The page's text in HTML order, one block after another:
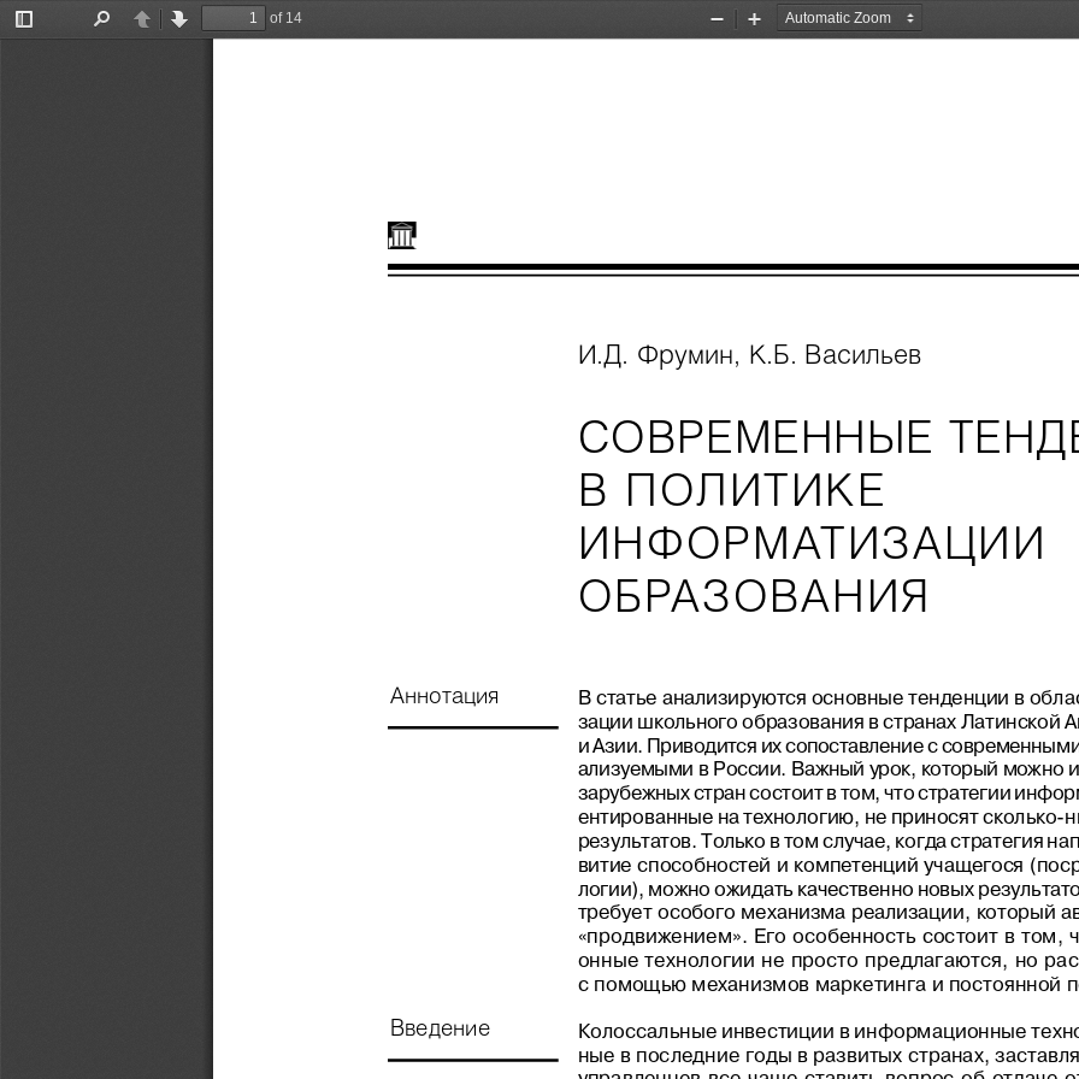
Toggle
PreviousNext
of 14
Zoom
Zoom
И.Д. Фрумин, К.Б. Васильев
СОВРЕМЕННЫЕ
В ПОЛИТИКЕ
ИНФОРМАТИЗАЦИИ
ОБРАЗОВАНИЯ
Â ñòàòüå àíàëèçèðóþòñÿ îñíîâíûå òåíäåíöèè â
çàöèè øêîëüíîãî îáðàçîâàíèÿ â ñòðàíàõ Ëàòèíñêîé
è Àçèè. Ïðèâîäèòñÿ èõ ñîïîñòàâëåíèå ñ
àëèçóåìûìè â Ðîññèè. Âàæíûé óðîê, êîòîðûé ìîæíî
çàðóáåæíûõ ñòðàí ñîñòîèò â òîì, ÷òî ñòðàòåãèè
åíòèðîâàííûå íà òåõíîëîãèþ, íå ïðèíîñÿò ñêîëüêî-
ðåçóëüòàòîâ. Òîëüêî â òîì ñëó÷àå, êîãäà ñòðàòåãèÿ
âèòèå ñïîñîáíîñòåé è êîìïåòåíöèé ó÷àùåãîñÿ
ëîãèè), ìîæíî îæèäàòü êà÷åñòâåííî íîâûõ
òðåáóåò  îñîáîãî  ìåõàíèçìà  ðåàëèçàöèè,  êîòîðûé
«ïðîäâèæåíèåì».  Åãî  îñîáåííîñòü  ñîñòîèò  â  òîì,
îííûå  òåõíîëîãèè  íå  ïðîñòî  ïðåäëàãàþòñÿ,  íî
ñ ïîìîùüþ ìåõàíèçìîâ ìàðêåòèíãà è ïîñòîÿííîé
Êîëîññàëüíûå èíâåñòèöèè â èíôîðìàöèîííûå
íûå â ïîñëåäíèå ãîäû â ðàçâèòûõ ñòðàíàõ,
Аннотация
Введение